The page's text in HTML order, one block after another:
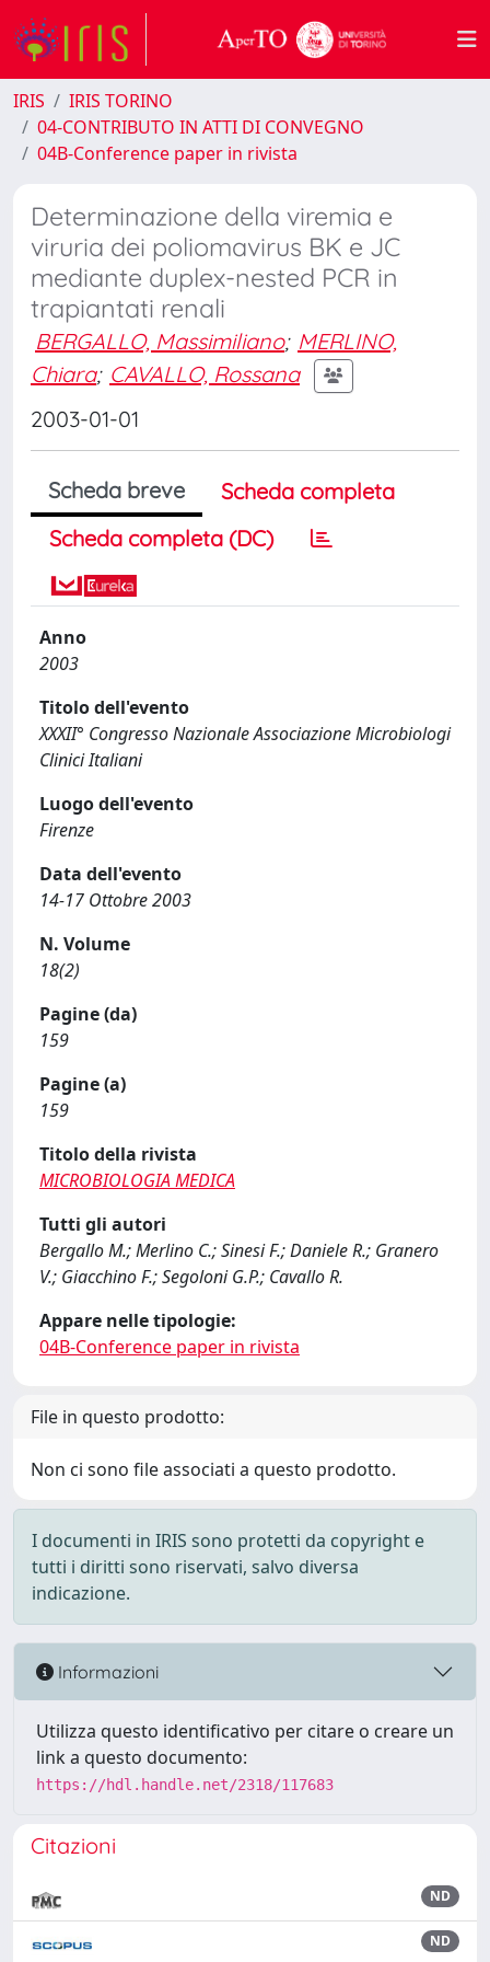
IRIS
IRIS TORINO
04-CONTRIBUTO IN ATTI DI CONVEGNO
04B-Conference paper in rivista
Determinazione della viremia e
viruria dei poliomavirus BK e JC
mediante duplex-nested PCR in
trapiantati renali
BERGALLO, Massimiliano; MERLINO,
Chiara; CAVALLO, Rossana
2003-01-01
Scheda breve
Scheda completa
Scheda completa (DC)
Anno
2003
Titolo dell'evento
XXXII° Congresso Nazionale Associazione Microbiologi
Clinici Italiani
Luogo dell'evento
Firenze
Data dell'evento
14-17 Ottobre 2003
N. Volume
18(2)
Pagine (da)
159
Pagine (a)
159
Titolo della rivista
MICROBIOLOGIA MEDICA
Tutti gli autori
Bergallo M.; Merlino C.; Sinesi F.; Daniele R.; Granero
V.; Giacchino F.; Segoloni G.P.; Cavallo R.
Appare nelle tipologie:
04B-Conference paper in rivista
File in questo prodotto:
Non ci sono file associati a questo prodotto.
I documenti in IRIS sono protetti da copyright e
tutti i diritti sono riservati, salvo diversa
indicazione.
Informazioni
Utilizza questo identificativo per citare o creare un
link a questo documento:
https://hdl.handle.net/2318/117683
Citazioni
ND
ND